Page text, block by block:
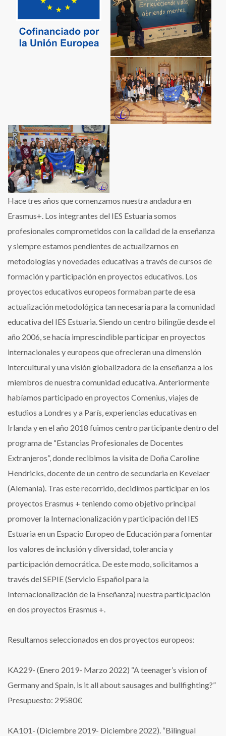
Hace tres años que comenzamos nuestra andadura en
Erasmus+. Los integrantes del IES Estuaria somos
profesionales comprometidos con la calidad de la enseñanza
y siempre estamos pendientes de actualizarnos en
metodologías y novedades educativas a través de cursos de
formación y participación en proyectos educativos. Los
proyectos educativos europeos formaban parte de esa
actualización metodológica tan necesaria para la comunidad
educativa del IES Estuaria. Siendo un centro bilingüe desde el
año 2006, se hacía imprescindible participar en proyectos
internacionales y europeos que ofrecieran una dimensión
intercultural y una visión globalizadora de la enseñanza a los
miembros de nuestra comunidad educativa. Anteriormente
habíamos participado en proyectos Comenius, viajes de
estudios a Londres y a París, experiencias educativas en
Irlanda y en el año 2018 fuimos centro participante dentro del
programa de “Estancias Profesionales de Docentes
Extranjeros”, donde recibimos la visita de Doña Caroline
Hendricks, docente de un centro de secundaria en Kevelaer
(Alemania). Tras este recorrido, decidimos participar en los
proyectos Erasmus + teniendo como objetivo principal
promover la Internacionalización y participación del IES
Estuaria en un Espacio Europeo de Educación para fomentar
los valores de inclusión y diversidad, tolerancia y
participación democrática. De este modo, solicitamos a
través del SEPIE (Servicio Español para la
Internacionalización de la Enseñanza) nuestra participación
en dos proyectos Erasmus +.
Resultamos seleccionados en dos proyectos europeos:
KA229- (Enero 2019- Marzo 2022) “A teenager’s vision of
Germany and Spain, is it all about sausages and bullfighting?”
Presupuesto: 29580€
KA101- (Diciembre 2019- Diciembre 2022). “Bilingual